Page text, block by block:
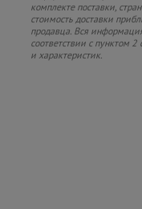
комплекте поставки,
стоимость доставки
продавца. Вся
соответствии с пунктом
и характеристик.